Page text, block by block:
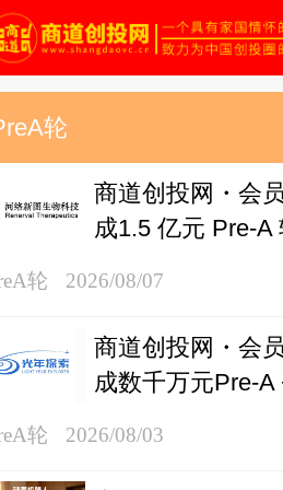
商道创
轮
商道创投网・会
成1.5 亿元 Pre-A
轮 2026/08/07
商道创投网・会
成数千万元Pre-A
轮 2026/08/03